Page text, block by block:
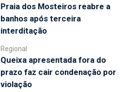
Praia dos Mosteiros reabre a
banhos após terceira
interditação
Regional
Queixa apresentada fora do
prazo faz cair condenação por
violação